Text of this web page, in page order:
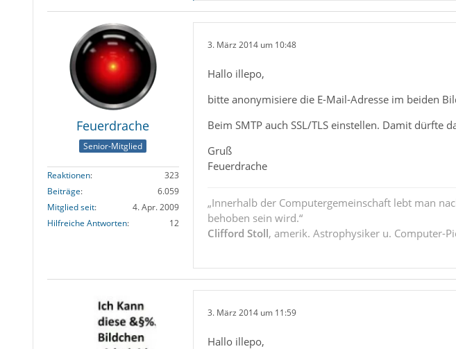
Feuerdrache
Senior-Mitglied
Reaktionen
323
Beiträge
6.059
Mitglied seit
4. Apr. 2009
Hilfreiche Antworten
12
3. März 2014 um 10:48
Hallo illepo,
bitte anonymisiere die E-Mail-Adresse im beiden
Beim SMTP auch SSL/TLS einstellen. Damit dürfte
Gruß
Feuerdrache
„Innerhalb der Computergemeinschaft lebt man
behoben sein wird.“
Clifford Stoll, amerik. Astrophysiker u. Computer-
3. März 2014 um 11:59
Hallo illepo,